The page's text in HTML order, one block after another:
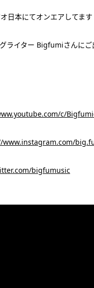
日本にてオンエアしてます
ライター Bigfumiさんにご
c/
www.instagram.com/
bigfumusic